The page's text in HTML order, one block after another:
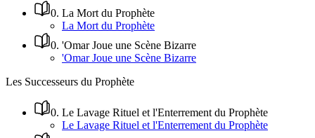
0. La Mort du Prophète
La Mort du Prophète
0. 'Omar Joue une Scène Bizarre
'Omar Joue une Scène Bizarre
Les Successeurs du Prophète
0. Le Lavage Rituel et l'Enterrement du Prophète
Le Lavage Rituel et l'Enterrement du Prophète